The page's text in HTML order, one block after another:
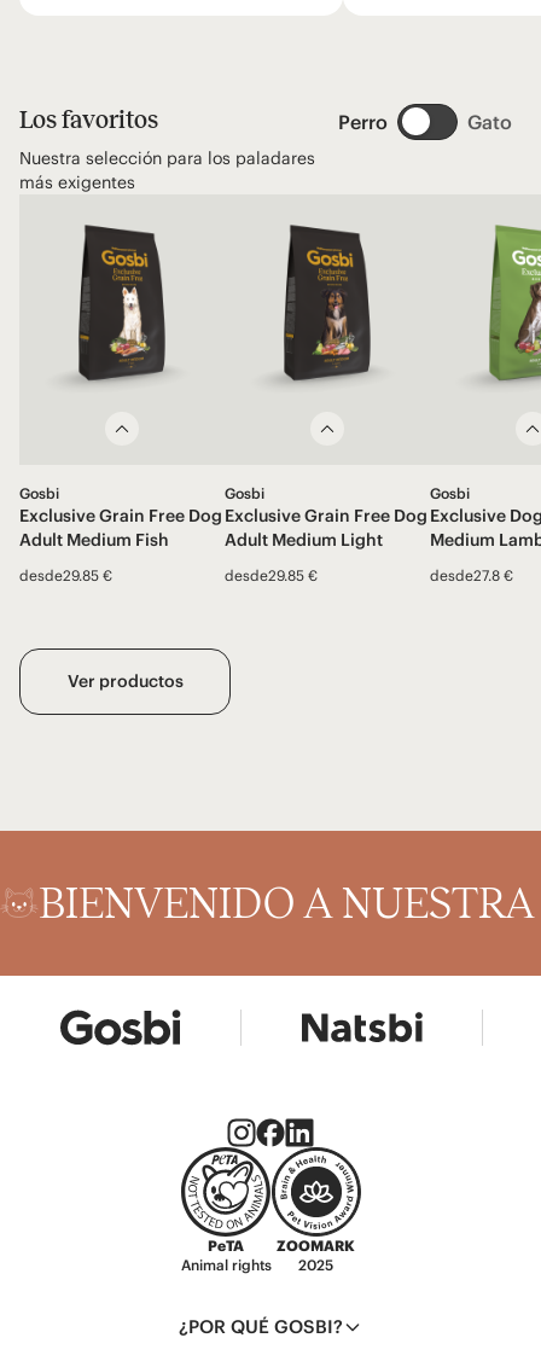
Los favoritos
Nuestra selección para los paladares
más exigentes
Perro Gato
Gosbi
Exclusive Grain Free Dog
Adult Medium Fish
desde29.85 €
Gosbi
Exclusive Grain Free Dog
Adult Medium Light
desde29.85 €
Gosbi
Exclusive
Medium
desde27.8 €
Ver productos
BIENVENIDO A
PeTA
Animal rights
ZOOMARK
2025
¿POR QUÉ GOSBI?